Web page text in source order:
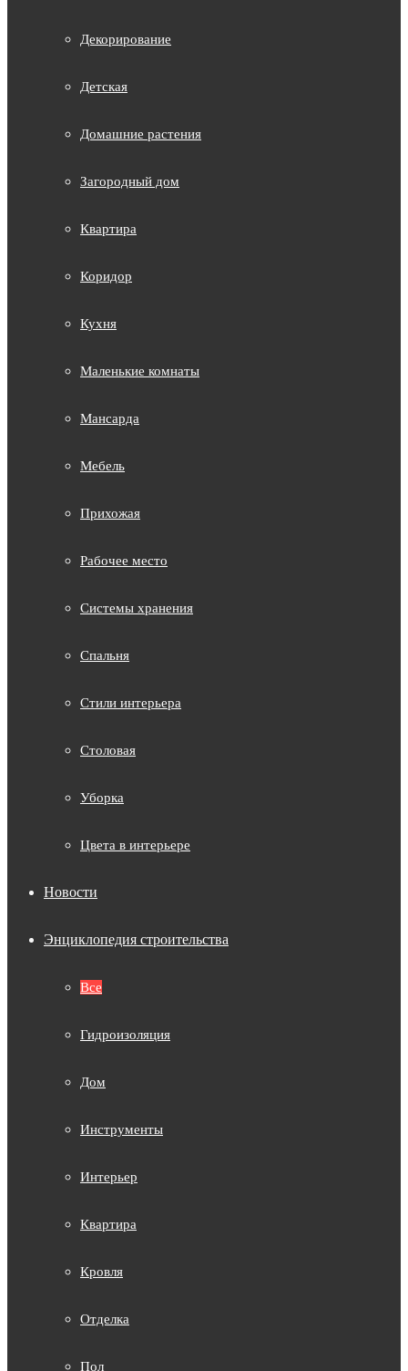
Декорирование
Детская
Домашние растения
Загородный дом
Квартира
Коридор
Кухня
Маленькие комнаты
Мансарда
Мебель
Прихожая
Рабочее место
Системы хранения
Спальня
Стили интерьера
Столовая
Уборка
Цвета в интерьере
Новости
Энциклопедия строительства
Все
Гидроизоляция
Дом
Инструменты
Интерьер
Квартира
Кровля
Отделка
Пол